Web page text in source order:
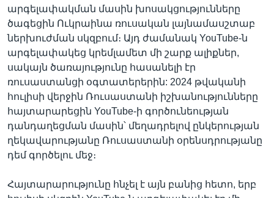
արգելափակման մասին խոսակցությունները
ծագեցին Ուկրաինա ռուսական լայնամասշտաբ
ներխուժման սկզբում։ Այդ ժամանակ YouTube-ն
արգելափակեց կրեմլամետ մի շարք ալիքներ,
սակայն ծառայությունը հասանելի էր
ռուսաստանցի օգտատերերին: 2024 թվականի
հուլիսի վերջին Ռուսաստանի իշխանությունները
հայտարարեցին YouTube-ի գործունեության
դանդաղեցման մասին՝ մեղադրելով ընկերության
ղեկավարությանը Ռուսաստանի օրենսդրությանը
դեմ գործելու մեջ։
Հայտարարությունը հնչել է այն բանից հետո, երբ